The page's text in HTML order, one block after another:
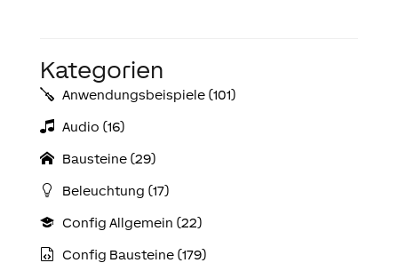
Kategorien
Anwendungs­­­beispiele (101)
Audio (16)
Bausteine (29)
Beleuchtung (17)
Config Allgemein (22)
Config Bausteine (179)